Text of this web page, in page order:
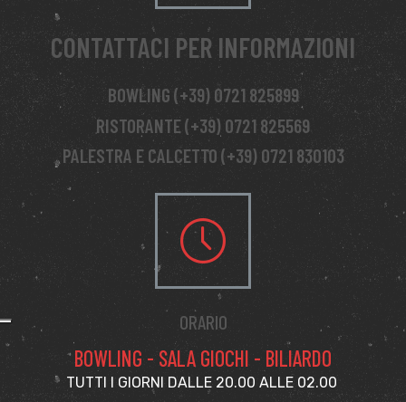
CONTATTACI PER INFORMAZIONI
BOWLING (+39) 0721 825899
RISTORANTE (+39) 0721 825569
PALESTRA E CALCETTO (+39) 0721 830103
ORARIO
BOWLING - SALA GIOCHI - BILIARDO
TUTTI I GIORNI DALLE 20.00 ALLE 02.00